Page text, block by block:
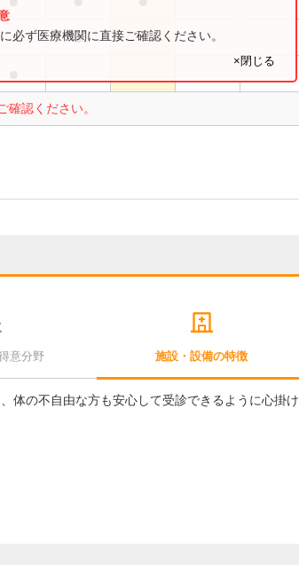
●
認ください。
必ず医療機関に直接ご確認ください。
×閉じる
意分野 施設・設備の特徴
体の不自由な方も安心して受診できるように心掛け